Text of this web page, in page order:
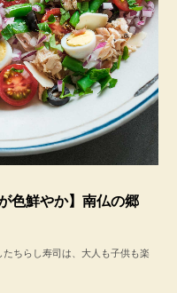
色鮮やか】南仏の郷
ちらし寿司は、大人も子供も楽